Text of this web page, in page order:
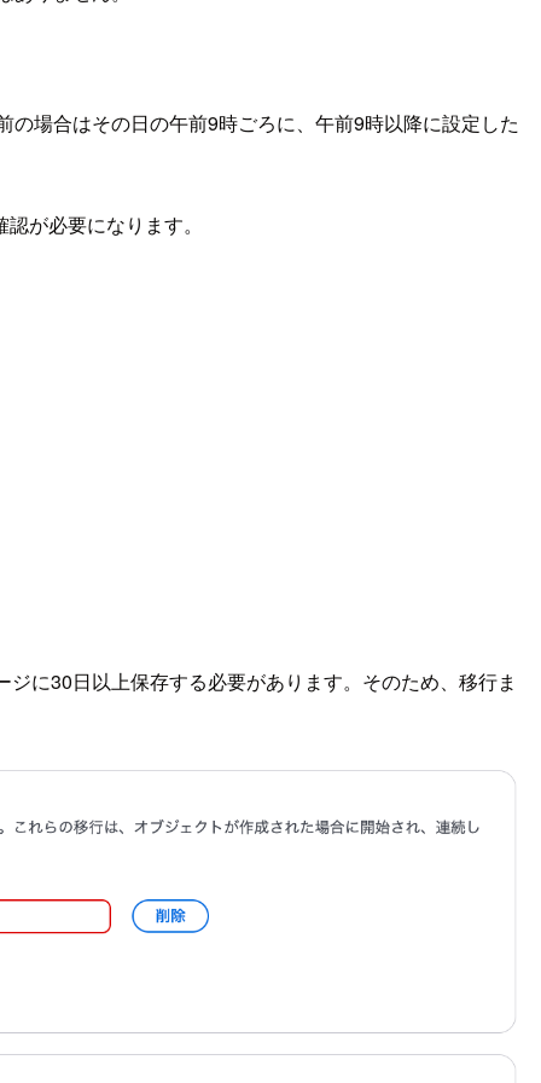
場合はその日の午前9時ごろに、午前9時以降に設定した
が必要になります。
に30日以上保存する必要があります。そのため、移行ま